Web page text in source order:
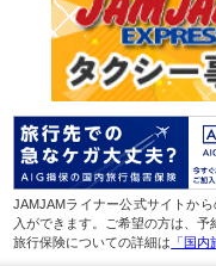
JAMJAMライナー公式サイトか
入ができます。ご希望の方は、予
旅行保険についての詳細は 「国